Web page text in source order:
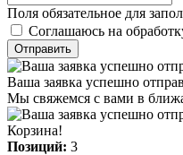
Поля обязательное для
Соглашаюсь на
Отправить
Ваша заявка успешно
Мы свяжемся с вами в
Корзина!
Позиций: 3